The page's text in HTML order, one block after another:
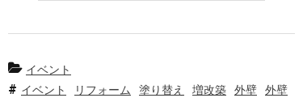
イベント
イベント
リフォーム 塗り替え 増改築 外壁
外壁